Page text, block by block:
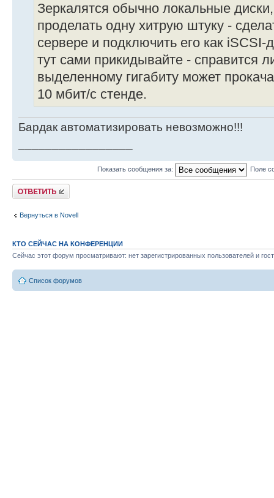
Зеркалятся обычно локальные
проделать одну хитрую штуку -
сервере и подключить его как iSCSI-
тут сами прикидывайте - справится
выделенному гигабиту может
10 мбит/с стенде.
Бардак автоматизировать невозможно!!!
Показать сообщения за: Поле
Ответить
Вернуться в Novell
КТО СЕЙЧАС НА КОНФЕРЕНЦИИ
Сейчас этот форум просматривают: нет зарегистрированных пользователей и
Список форумов